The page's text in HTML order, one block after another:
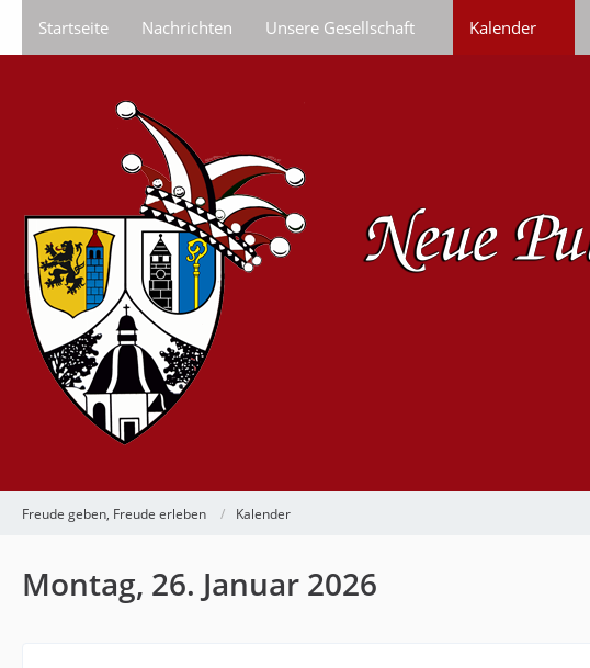
Startseite Nachrichten Unsere Gesellschaft Kalender
Freude geben, Freude erleben Kalender
Montag, 26. Januar 2026